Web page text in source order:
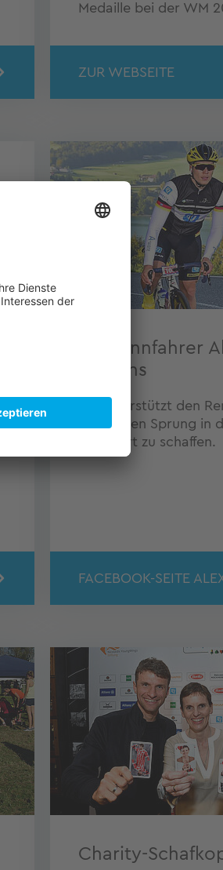
Medaille bei der WM
ZUR WEBSEITE
Radrennfahrer
Steffens
TQ unterstützt den
dabei, den Sprung in
Radsport zu schaffen.
Charity-